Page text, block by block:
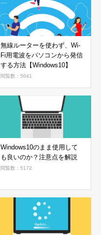
無線ルーターを使わず、Wi-
Fi用電波をパソコンから発信
する方法【Windows10】
閲覧数：5041
Windows10のまま使用して
も良いのか？注意点を解説
閲覧数：5172